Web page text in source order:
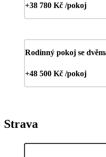
+38 780 Kč /pokoj
Rodinný pokoj se
+48 500 Kč /pokoj
Strava